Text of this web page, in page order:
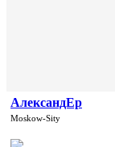
АлександЕр
Moskow-Sity